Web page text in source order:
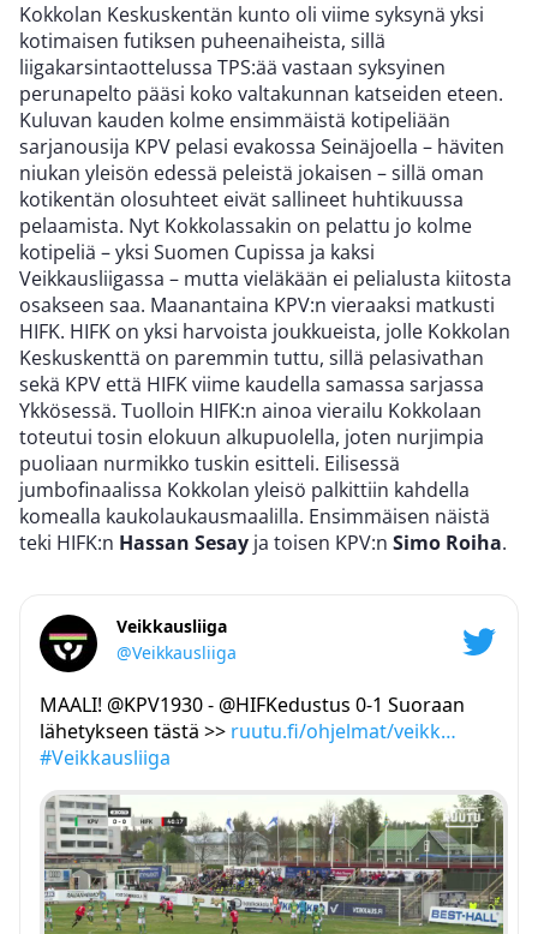
Kokkolan Keskuskentän kunto oli viime syksynä yksi
kotimaisen futiksen puheenaiheista, sillä
liigakarsintaottelussa TPS:ää vastaan syksyinen
perunapelto pääsi koko valtakunnan katseiden eteen.
Kuluvan kauden kolme ensimmäistä kotipeliään
sarjanousija KPV pelasi evakossa Seinäjoella – häviten
niukan yleisön edessä peleistä jokaisen – sillä oman
kotikentän olosuhteet eivät sallineet huhtikuussa
pelaamista. Nyt Kokkolassakin on pelattu jo kolme
kotipeliä – yksi Suomen Cupissa ja kaksi
Veikkausliigassa – mutta vieläkään ei pelialusta kiitosta
osakseen saa. Maanantaina KPV:n vieraaksi matkusti
HIFK. HIFK on yksi harvoista joukkueista, jolle Kokkolan
Keskuskenttä on paremmin tuttu, sillä pelasivathan
sekä KPV että HIFK viime kaudella samassa sarjassa
Ykkösessä. Tuolloin HIFK:n ainoa vierailu Kokkolaan
toteutui tosin elokuun alkupuolella, joten nurjimpia
puoliaan nurmikko tuskin esitteli. Eilisessä
jumbofinaalissa Kokkolan yleisö palkittiin kahdella
komealla kaukolaukausmaalilla. Ensimmäisen näistä
teki HIFK:n Hassan Sesay ja toisen KPV:n Simo Roiha.
Veikkausliiga
@Veikkausliiga
MAALI! @KPV1930 - @HIFKedustus 0-1 Suoraan
lähetykseen tästä >> ruutu.fi/ohjelmat/veikk…
#Veikkausliiga